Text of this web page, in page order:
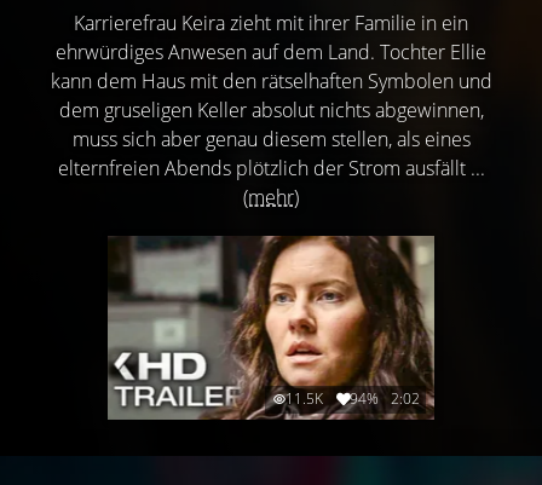
Karrierefrau Keira zieht mit ihrer Familie in ein
ehrwürdiges Anwesen auf dem Land. Tochter Ellie
kann dem Haus mit den rätselhaften Symbolen und
dem gruseligen Keller absolut nichts abgewinnen,
muss sich aber genau diesem stellen, als eines
elternfreien Abends plötzlich der Strom ausfällt ...
(mehr)
11.5K 94% 2:02